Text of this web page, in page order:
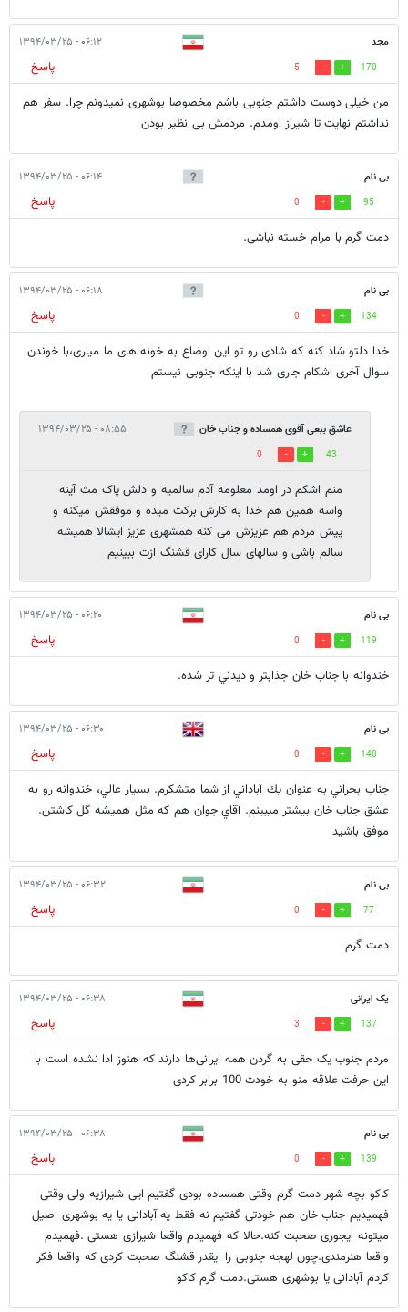
مجد ۰۶:۱۲ - ۱۳۹۴/۰۳/۲۵
170
5
پاسخ
من خیلی دوست داشتم جنوبی باشم مخصوصا بوشهری نمیدونم چرا. سفر هم
نداشتم نهایت تا شیراز اومدم. مردمش بی نظیر بودن
بی نام ۰۶:۱۴ - ۱۳۹۴/۰۳/۲۵
95
0
پاسخ
دمت گرم با مرام خسته نباشی.
بی نام ۰۶:۱۸ - ۱۳۹۴/۰۳/۲۵
134
0
پاسخ
خدا دلتو شاد کنه که شادی رو تو این اوضاع به خونه های ما میاری،با خوندن
سوال آخری اشکام جاری شد با اینکه جنوبی نیستم
عاشق ببعی آقوی همساده و جناب خان ۰۸:۵۵ - ۱۳۹۴/۰۳/۲۵
43
0
منم اشکم در اومد معلومه آدم سالمیه و دلش پاک مث آینه
واسه همین هم خدا به کارش برکت میده و موفقش میکنه و
پیش مردم هم عزیزش می کنه همشهری عزیز ایشالا همیشه
سالم باشی و سالهای سال کارای قشنگ ازت ببینیم
بی نام ۰۶:۲۰ - ۱۳۹۴/۰۳/۲۵
119
0
پاسخ
خندوانه با جناب خان جذابتر و ديدني تر شده.
بی نام ۰۶:۳۰ - ۱۳۹۴/۰۳/۲۵
148
0
پاسخ
جناب بحراني به عنوان يك آباداني از شما متشكرم. بسيار عالي، خندوانه رو به
عشق جناب خان بيشتر ميبينم. آقاي جوان هم كه مثل هميشه گل كاشتن.
موفق باشيد
بی نام ۰۶:۳۲ - ۱۳۹۴/۰۳/۲۵
77
0
پاسخ
دمت گرم
یک ایرانی ۰۶:۳۸ - ۱۳۹۴/۰۳/۲۵
137
3
پاسخ
مردم جنوب یک حقی به گردن همه ایرانی‌ها دارند که هنوز ادا نشده است با
این حرفت علاقه منو به خودت 100 برابر کردی
بی نام ۰۶:۳۸ - ۱۳۹۴/۰۳/۲۵
139
0
پاسخ
کاکو بچه شهر دمت گرم وقتی همساده بودی گفتیم ایی شیرازیه ولی وقتی
فهمیدیم جناب خان هم خودتی گفتیم نه فقط یه آبادانی یا یه بوشهری اصیل
میتونه ایجوری صحبت کنه.حالا که فهمیدم واقعا شیرازی هستی .فهمیدم
واقعا هنرمندی.چون لهجه جنوبی را ایقدر قشنگ صحبت کردی که واقعا فکر
کردم آبادانی یا بوشهری هستی.دمت گرم کاکو